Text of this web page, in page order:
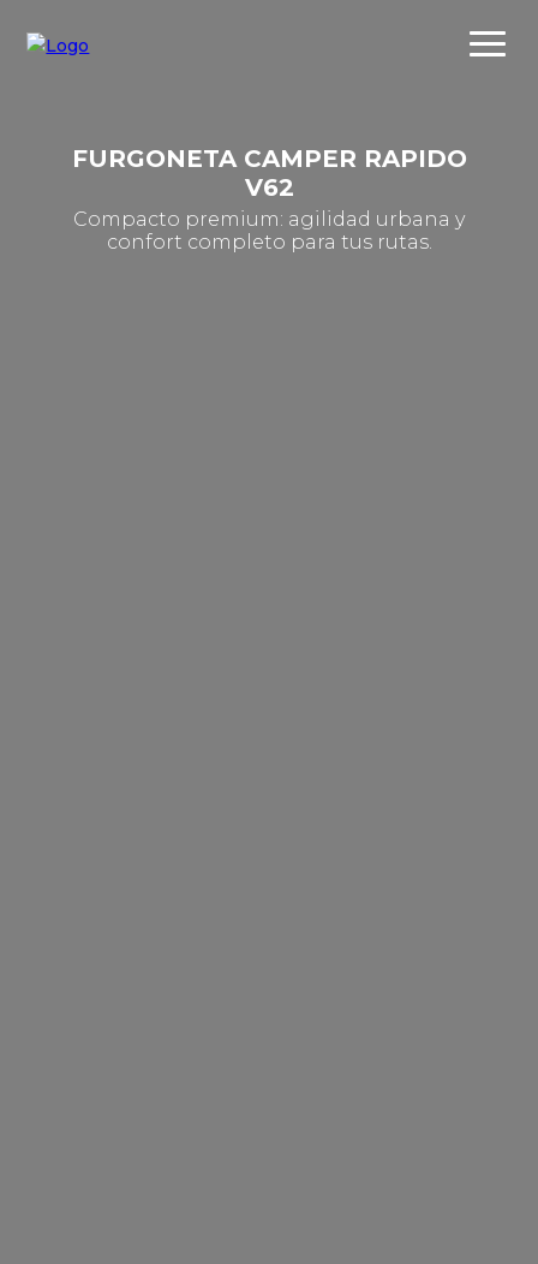
FURGONETA CAMPER RAPIDO
V62
Compacto premium: agilidad urbana y
confort completo para tus rutas.